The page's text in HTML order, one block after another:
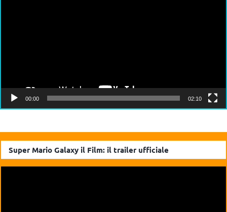
00:00 02:10
Super Mario Galaxy il Film: il trailer ufficiale